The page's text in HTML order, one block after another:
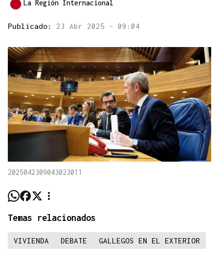
La Región Internacional
Publicado: 23 Abr 2025 - 09:04
2025042309043023011
Temas relacionados
VIVIENDA DEBATE GALLEGOS EN EL EXTERIOR